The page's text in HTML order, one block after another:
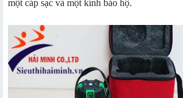
một cáp sạc và một kính bảo hộ.